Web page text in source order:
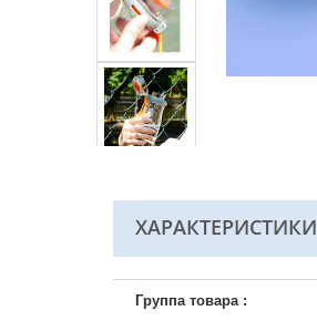
ХАРАКТЕРИСТИКИ
Группа товара :